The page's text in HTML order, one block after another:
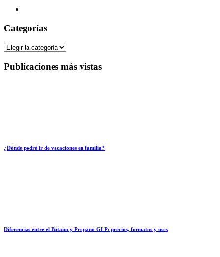
Categorías
Categorías
Publicaciones más vistas
¿Dónde podré ir de vacaciones en familia?
Diferencias entre el Butano y Propano GLP: precios, formatos y usos